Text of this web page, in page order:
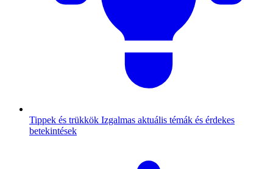
Tippek és trükkök Izgalmas aktuális témák és érdekes
betekintések